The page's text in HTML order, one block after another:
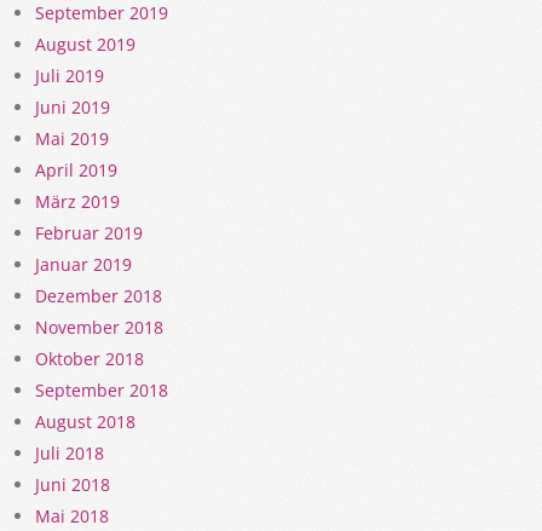
September 2019
August 2019
Juli 2019
Juni 2019
Mai 2019
April 2019
März 2019
Februar 2019
Januar 2019
Dezember 2018
November 2018
Oktober 2018
September 2018
August 2018
Juli 2018
Juni 2018
Mai 2018